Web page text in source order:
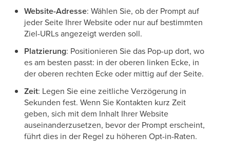
Website-Adresse: Wählen Sie, ob der Prompt auf
jeder Seite Ihrer Website oder nur auf bestimmten
Ziel-URLs angezeigt werden soll.
Platzierung: Positionieren Sie das Pop-up dort, wo
es am besten passt: in der oberen linken Ecke, in
der oberen rechten Ecke oder mittig auf der Seite.
Zeit: Legen Sie eine zeitliche Verzögerung in
Sekunden fest. Wenn Sie Kontakten kurz Zeit
geben, sich mit dem Inhalt Ihrer Website
auseinanderzusetzen, bevor der Prompt erscheint,
führt dies in der Regel zu höheren Opt-in-Raten.